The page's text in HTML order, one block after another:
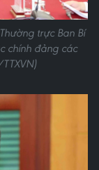
trực Ban Bí
chính đảng các